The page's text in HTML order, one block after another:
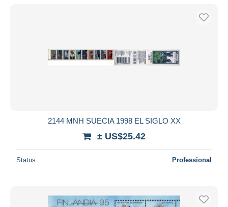
2144 MNH SUECIA 1998 EL SIGLO XX
± US$25.42
Status Professional